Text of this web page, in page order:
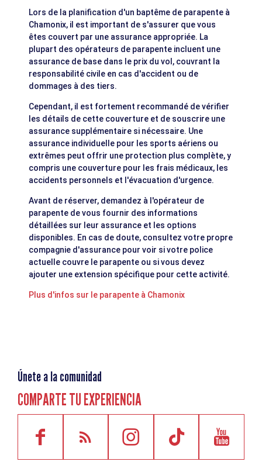
Lors de la planification d'un baptême de parapente à
Chamonix, il est important de s'assurer que vous
êtes couvert par une assurance appropriée. La
plupart des opérateurs de parapente incluent une
assurance de base dans le prix du vol, couvrant la
responsabilité civile en cas d'accident ou de
dommages à des tiers.
Cependant, il est fortement recommandé de vérifier
les détails de cette couverture et de souscrire une
assurance supplémentaire si nécessaire. Une
assurance individuelle pour les sports aériens ou
extrêmes peut offrir une protection plus complète, y
compris une couverture pour les frais médicaux, les
accidents personnels et l'évacuation d'urgence.
Avant de réserver, demandez à l'opérateur de
parapente de vous fournir des informations
détaillées sur leur assurance et les options
disponibles. En cas de doute, consultez votre propre
compagnie d'assurance pour voir si votre police
actuelle couvre le parapente ou si vous devez
ajouter une extension spécifique pour cette activité.
Plus d'infos sur le parapente à Chamonix
Únete a la comunidad
COMPARTE TU EXPERIENCIA